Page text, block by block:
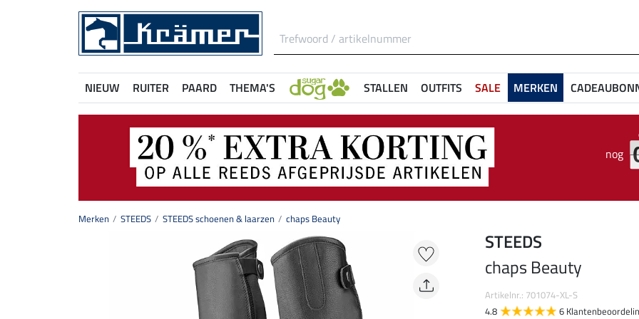
NIEUW RUITER PAARD THEMA'S STALLEN OUTFITS SALE MERKEN
nog
Merken STEEDS STEEDS schoenen & laarzen chaps Beauty
STEEDS
chaps Beauty
Artikelnr.: 701074-XL-S
4.8
6